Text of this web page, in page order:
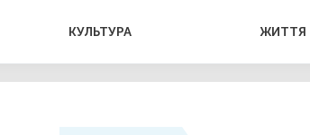
КУЛЬТУРА ЖИТТЯ